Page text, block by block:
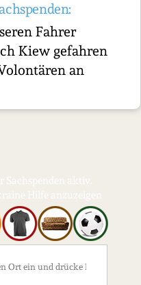
Fahrer
Kiew gefahren
an